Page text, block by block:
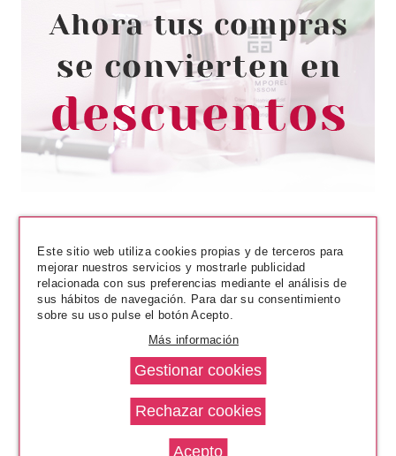
SISLEY
SISLEY PHYTO LIP TWIST MATE
N23 BLACK ROSE 2.5GR
Pvr 42.00€
-25%
desde
31.50€
SISLEY
SISLEY PHYTO EYE TWIST N2
BRONZE 1.5 GR
Este sitio web utiliza cookies propias y de terceros para
mejorar nuestros servicios y mostrarle publicidad
relacionada con sus preferencias mediante el análisis de
sus hábitos de navegación. Para dar su consentimiento
sobre su uso pulse el botón Acepto.
Más información